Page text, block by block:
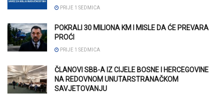
PRIJE 1 SEDMICA
POKRALI 30 MILIONA KM I MISLE DA ĆE PREVARA
PROĆI
PRIJE 1 SEDMICA
ČLANOVI SBB-A IZ CIJELE BOSNE I HERCEGOVINE
NA REDOVNOM UNUTARSTRANAČKOM
SAVJETOVANJU